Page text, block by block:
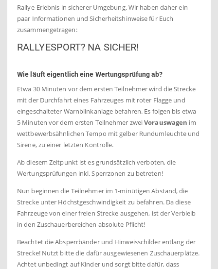
Rallye-Erlebnis in sicherer Umgebung. Wir haben daher ein
paar Informationen und Sicherheitshinweise für Euch
zusammengetragen:
RALLYESPORT? NA SICHER!
Wie läuft eigentlich eine Wertungsprüfung ab?
Etwa 30 Minuten vor dem ersten Teilnehmer wird die Strecke
mit der Durchfahrt eines Fahrzeuges mit roter Flagge und
eingeschalteter Warnblinkanlage befahren. Es folgen bis etwa
5 Minuten vor dem ersten Teilnehmer zweiVorauswagen im
wettbewerbsähnlichen Tempo mit gelber Rundumleuchte und
Sirene, zu einer letzten Kontrolle.
Ab diesem Zeitpunkt ist es grundsätzlich verboten, die
Wertungsprüfungen inkl. Sperrzonen zu betreten!
Nun beginnen die Teilnehmer im 1-minütigen Abstand, die
Strecke unter Höchstgeschwindigkeit zu befahren. Da diese
Fahrzeuge von einer freien Strecke ausgehen, ist der Verbleib
in den Zuschauerbereichen absolute Pflicht!
Beachtet die Absperrbänder und Hinweisschilder entlang der
Strecke! Nutzt bitte die dafür ausgewiesenen Zuschauerplätze.
Achtet unbedingt auf Kinder und sorgt bitte dafür, dass